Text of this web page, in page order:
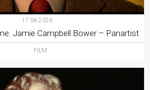
17.04.2026.
Jamie Campbell Bower – Panartist
FILM